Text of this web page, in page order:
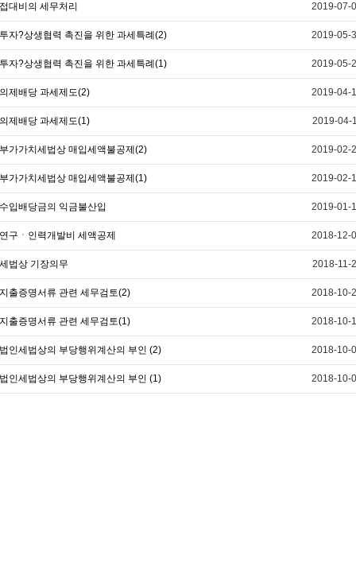
접대비의 세무처리 2019-07-
투자?상생협력 촉진을 위한 과세특례(2) 2019-05-
투자?상생협력 촉진을 위한 과세특례(1) 2019-05-
의제배당 과세제도(2) 2019-04-
의제배당 과세제도(1) 2019-04-
부가가치세법상 매입세액불공제(2) 2019-02-
부가가치세법상 매입세액불공제(1) 2019-02-
수입배당금의 익금불산입 2019-01-
연구ㆍ인력개발비 세액공제 2018-12-
세법상 기장의무 2018-11-
지출증명서류 관련 세무검토(2) 2018-10-
지출증명서류 관련 세무검토(1) 2018-10-
법인세법상의 부당행위계산의 부인 (2) 2018-10-
법인세법상의 부당행위계산의 부인 (1) 2018-10-